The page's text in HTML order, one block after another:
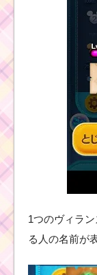
1つのヴィラ
る人の名前が